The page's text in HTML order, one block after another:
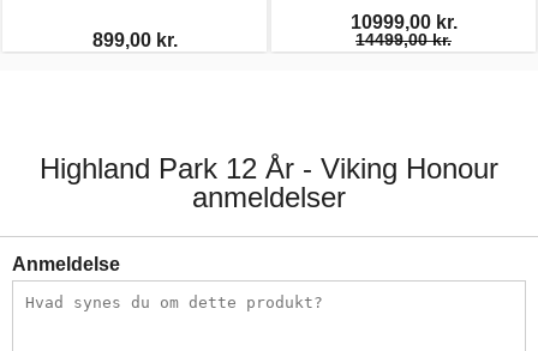
899,00 kr.
10999,00 kr.
14499,00 kr.
Highland Park 12 År - Viking Honour
anmeldelser
Anmeldelse